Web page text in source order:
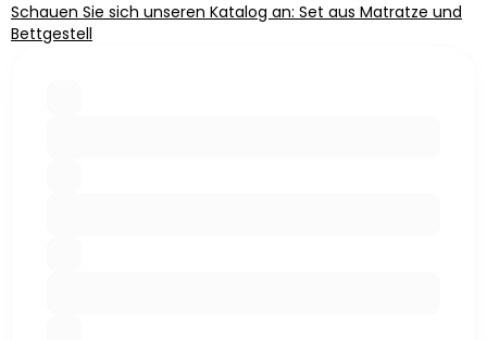
Schauen Sie sich unseren Katalog an: Set aus Matratze und
Bettgestell